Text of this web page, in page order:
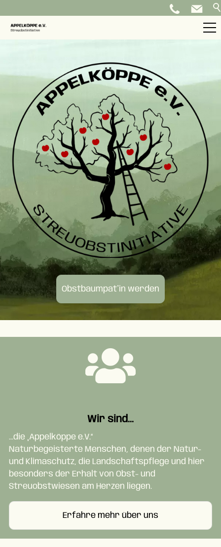
Obstbaumpat*in werden
Wir sind...
...die „Appelköppe e.V.“
Naturbegeisterte Menschen, denen der Natur-
und Klimaschutz, die Landschaftspflege und hier
besonders der Erhalt von Obst- und
Streuobstwiesen am Herzen liegen.
Erfahre mehr über uns